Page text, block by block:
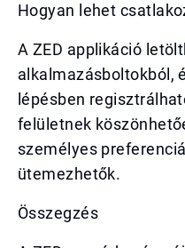
Hogyan lehet
A ZED applikáció
alkalmazásboltokból,
lépésben
felületnek
személyes
ütemezhetők.
Összegzés